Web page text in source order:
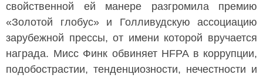
свойственной ей манере разгромила премию
«Золотой глобус» и Голливудскую ассоциацию
зарубежной прессы, от имени которой вручается
награда. Мисс Финк обвиняет HFPA в коррупции,
подобострастии, тенденциозности, нечестности и